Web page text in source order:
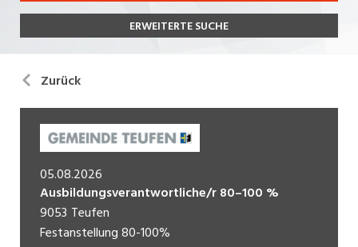
Praktikum
Lehrstelle
Ferienjob
POSITION
Führungsposition
Bildung, Kunst, Design, Soziale Berufe, Sport
Einkauf, Logistik, Transport, Verkehr
Finanzen, Controlling, Treuhand, Recht
Gartenbau, Landwirtschaft, Forstwirtschaft
ERWEITERTE SUCHE
Zurück
05.08.2026
Ausbildungsverantwortliche/r 80–100 %
9053 Teufen
Festanstellung80-100%